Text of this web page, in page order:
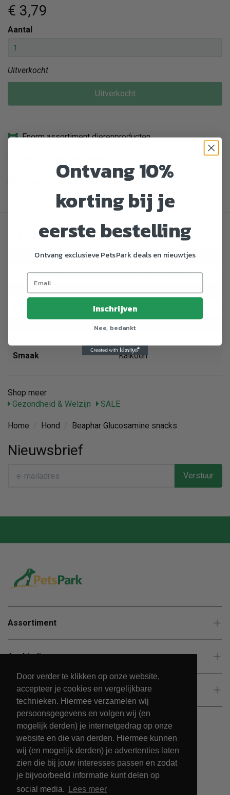
Door verder te klikken op onze website,
accepteer je cookies en vergelijkbare
technieken. Hiermee verzamelen wij
persoonsgegevens en volgen wij (en
mogelijk derden) je internetgedrag op onze
website en die van derden. Hiermee kunnen
wij (en mogelijk derden) je advertenties laten
zien die bij jouw interesses passen en zodat
je bijvoorbeeld informatie kunt delen op
social media.
Lees meer
€ 3,79
Aantal
Uitverkocht
Uitverkocht
Enorm assortiment dierenproducten
Veilig en gemakkelijk betalen
Specificaties
Artikelnummer
760135
EAN nummer
8711231126316
Dier
Beaphar
Categorie
Gezondheid
Smaak
Kalkoen
Shop meer
Gezondheid & Welzijn
SALE
Home Hond Beaphar Glucosamine snacks
Nieuwsbrief
Verstuur
Assortiment
Aanbiedingen
Klantenservice
Ontvang 10%
korting bij je
eerste bestelling
Ontvang exclusieve PetsPark deals en nieuwtjes
Inschrijven
Nee, bedankt